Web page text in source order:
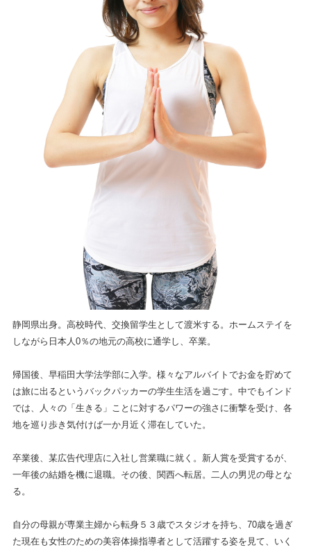
静岡県出身。高校時代、交換留学生として渡米する。ホームステイを
しながら日本人0％の地元の高校に通学し、卒業。
帰国後、早稲田大学法学部に入学。様々なアルバイトでお金を貯めて
は旅に出るというバックパッカーの学生生活を過ごす。中でもインド
では、人々の「生きる」ことに対するパワーの強さに衝撃を受け、各
地を巡り歩き気付けば一か月近く滞在していた。
卒業後、某広告代理店に入社し営業職に就く。新人賞を受賞するが、
一年後の結婚を機に退職。その後、関西へ転居。二人の男児の母とな
る。
自分の母親が専業主婦から転身５３歳でスタジオを持ち、70歳を過ぎ
た現在も女性のための美容体操指導者として活躍する姿を見て、いく